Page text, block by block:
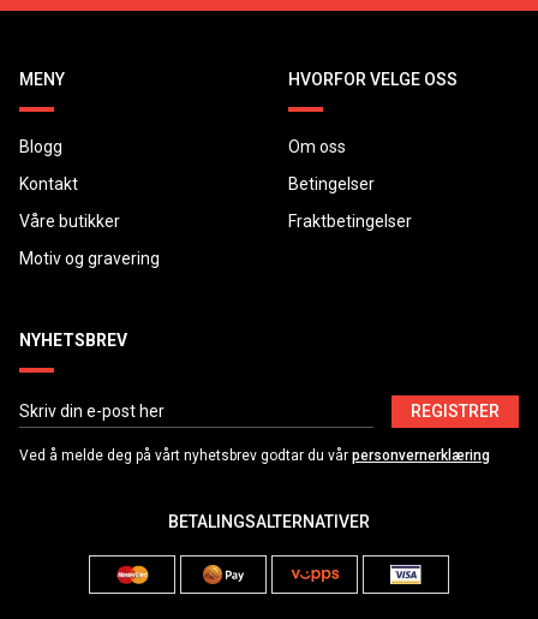
MENY
Blogg
Kontakt
Våre butikker
Motiv og gravering
HVORFOR VELGE OSS
Om oss
Betingelser
Fraktbetingelser
NYHETSBREV
REGISTRER
Ved å melde deg på vårt nyhetsbrev godtar du vår personvernerklæring
BETALINGSALTERNATIVER